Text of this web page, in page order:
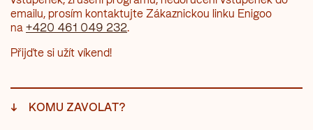
emailu, prosím kontaktujte Zákaznickou linku Enigoo
na +420 461 049 232.
Přijďte si užít víkend!
↓ KOMU ZAVOLAT?